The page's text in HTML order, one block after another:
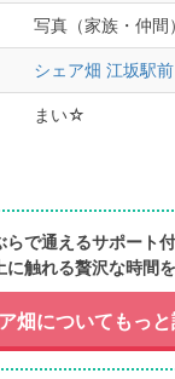
写真（家族・仲間
シェア畑 江坂駅前
まい☆
で通えるサポート
触れる贅沢な時間
畑についてもっと